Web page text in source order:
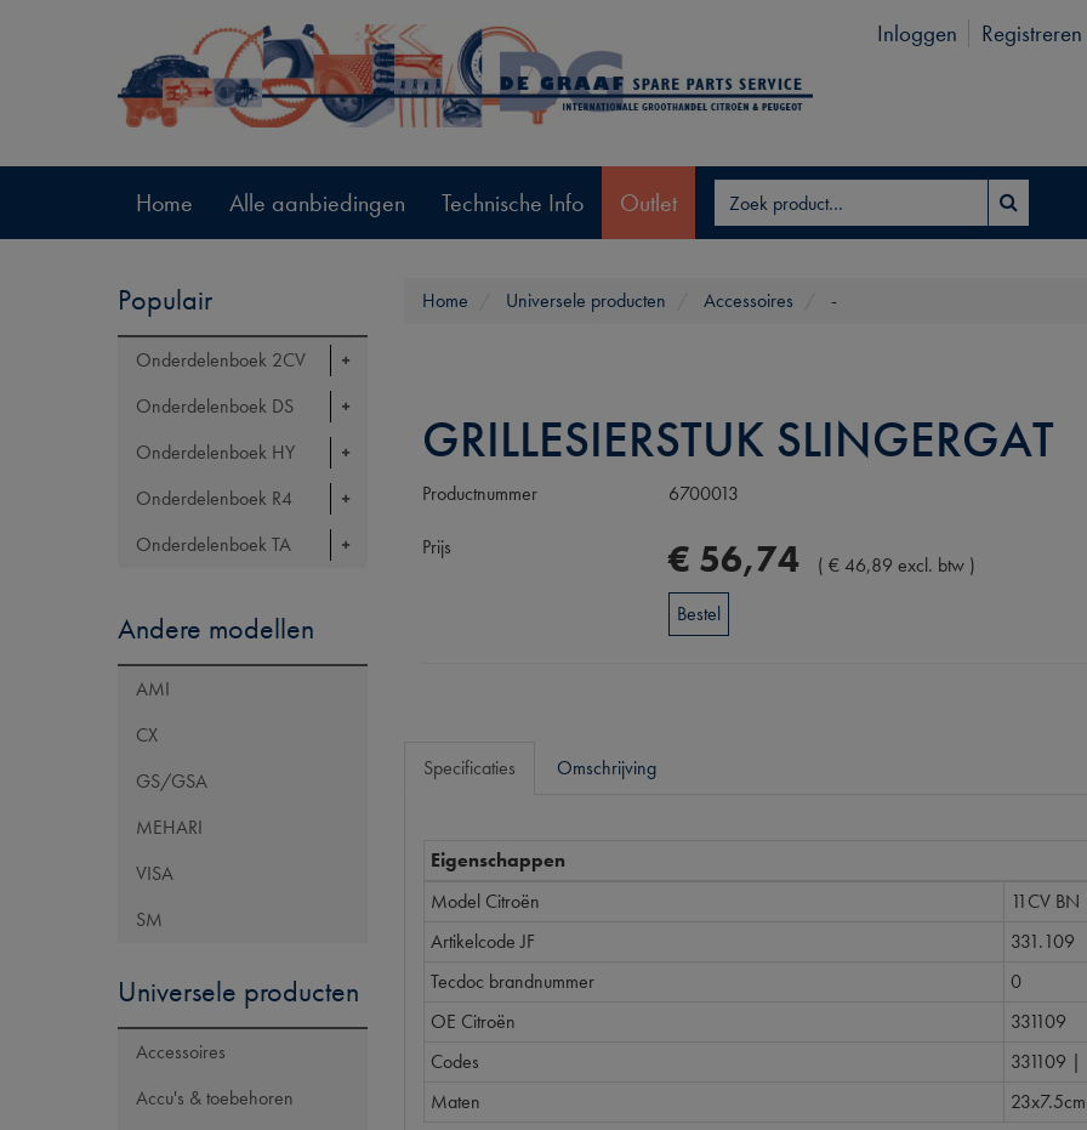
Inloggen Registreren
Home Alle aanbiedingen Technische Info Outlet
Populair
Onderdelenboek 2CV
Onderdelenboek DS
Onderdelenboek HY
Onderdelenboek R4
Onderdelenboek TA
Andere modellen
AMI
CX
GS/GSA
MEHARI
VISA
SM
Universele producten
Accessoires
Accu's & toebehoren
Home Universele producten Accessoires -
GRILLESIERSTUK SLINGERGAT
Productnummer 6700013
Prijs € 56,74 (€46,89 excl. btw )
Bestel
Specificaties Omschrijving
Eigenschappen
Model Citroën
11CV BN
Artikelcode JF
331.109
Tecdoc brandnummer
0
OE Citroën
331109
Codes
331109 |
Maten